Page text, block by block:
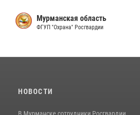
Мурманская область
ФГУП "Охрана" Росгвардии
НОВОСТИ